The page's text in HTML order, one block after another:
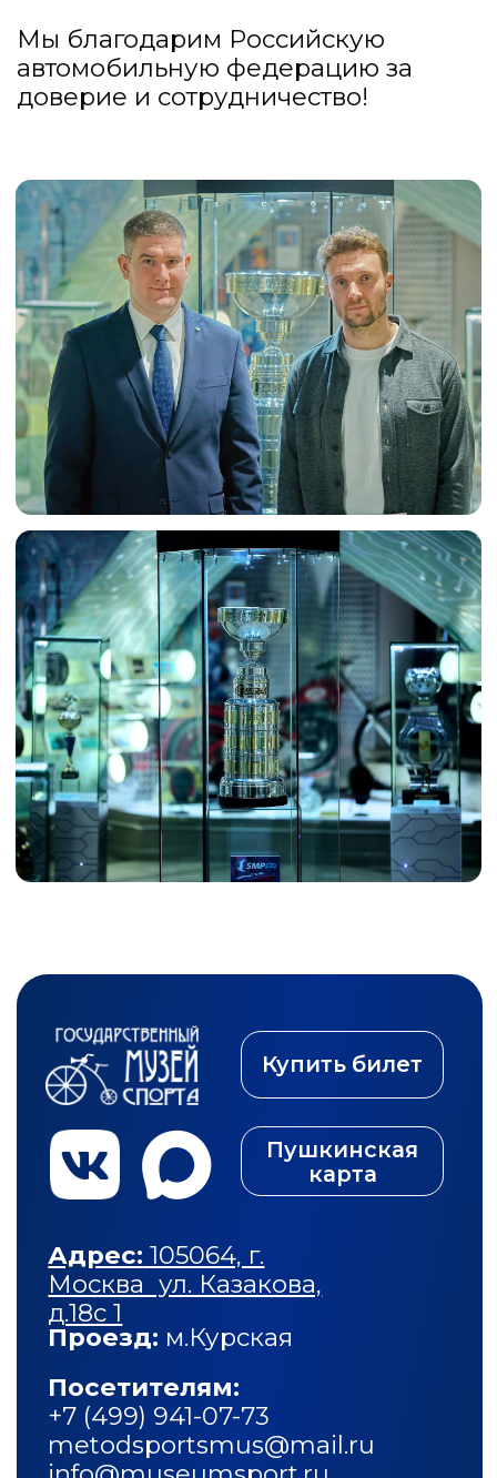
Проезд:м.Курская
Режим работы:
Пн. - Пт. 10.00-17.00
Сб. 10.30-16.00
Вс. 10.00-17.00
Документы:
Противодействие коррупции
Посетителям:
+7 (499) 941-07-73
metodsportsmus@mail.ru
info@museumsport.ru
Адрес:105064, г.
Москва ул. Казакова,
д.18с 1
Купить билет
Пушкинская
карта